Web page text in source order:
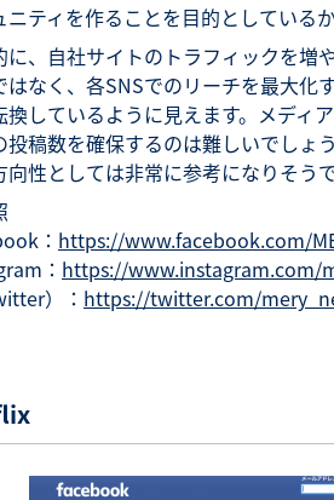
ニティを作ることを目的としている
に、自社サイトのトラフィックを増
はなく、各SNSでのリーチを最大化
換しているように見えます。メディ
投稿数を確保するのは難しいでしょ
向性としては非常に参考になりそうで
： https://www.facebook.com/
： https://www.instagram.com/
）： https://twitter.com/